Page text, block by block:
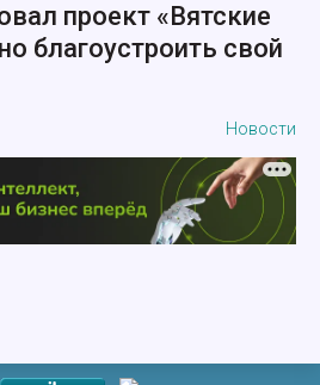
проект «Вятские
благоустроить свой
Новости